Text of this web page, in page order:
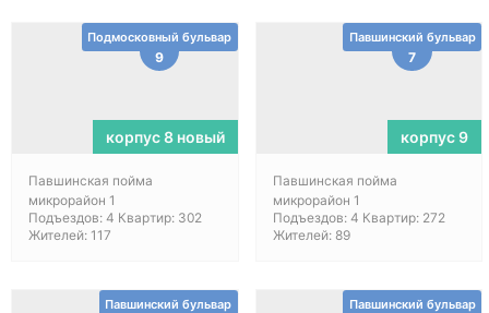
Подмосковный бульвар
9
корпус 8 новый
Павшинская пойма
микрорайон 1
Подъездов: 4 Квартир: 302
Жителей: 117
Павшинский бульвар
7
корпус 9
Павшинская пойма
микрорайон 1
Подъездов: 4 Квартир: 272
Жителей: 89
Павшинский бульвар Павшинский бульвар